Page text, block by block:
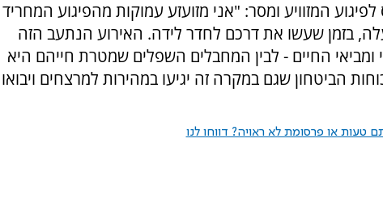
המזוויע ומסר: "אני מזועזע עמוקות מהפיגוע המחריד
בזמן שעשו את דרכם לחדר לידה. האירוע הנתעב הזה
החיים - לבין המחבלים השפלים שמטרת חייהם היא
הביטחון שגם במקרה זה יגיעו במהירות למרצחים ויבואו
טעות או פרסומת לא ראויה? דווחו לנו